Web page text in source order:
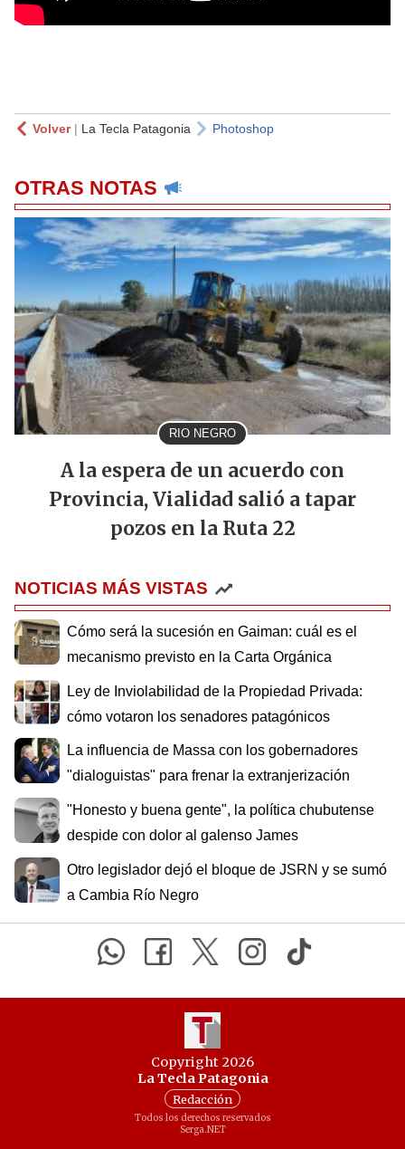
Volver| La Tecla Patagonia Photoshop
OTRAS NOTAS
RIO NEGRO
A la espera de un acuerdo con
Provincia, Vialidad salió a tapar
pozos en la Ruta 22
NOTICIAS MÁS VISTAS
Cómo será la sucesión en Gaiman: cuál es el
mecanismo previsto en la Carta Orgánica
Ley de Inviolabilidad de la Propiedad Privada:
cómo votaron los senadores patagónicos
La influencia de Massa con los gobernadores
"dialoguistas" para frenar la extranjerización
"Honesto y buena gente", la política chubutense
despide con dolor al galenso James
Otro legislador dejó el bloque de JSRN y se sumó
a Cambia Río Negro
Copyright 2026
La Tecla Patagonia
Redacción
Todos los derechos reservados
Serga.NET